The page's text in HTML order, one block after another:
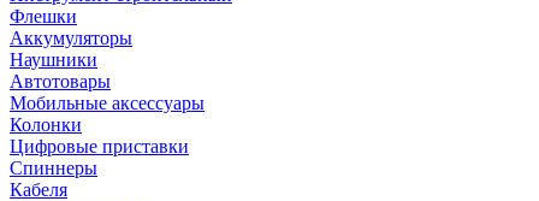
Флешки
Аккумуляторы
Наушники
Автотовары
Мобильные аксессуары
Колонки
Цифровые приставки
Спиннеры
Кабеля